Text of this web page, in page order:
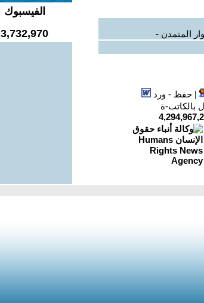
المتمدن -
|حفظ - ورد
بالكاتب-ة
الفيسبوك
3,732,970